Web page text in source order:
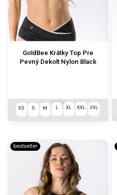
GoldBee Krátky Top Pre
Pevný Dekolt Nylon Black
€69
XS S M L XL XXL 3XL
bestseller